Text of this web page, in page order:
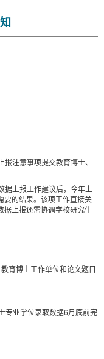
注意事项提交教育博士、
据上报工作建议后，今年上
要的结果。该项工作直接关
据上报还需协调学校研究生
育博士工作单位和论文题目
专业学位录取数据6月底前完